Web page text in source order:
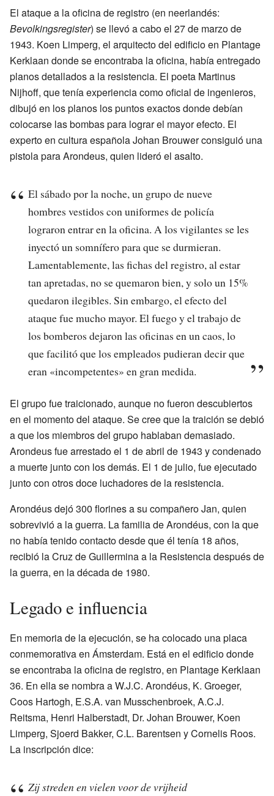
El ataque a la oficina de registro (en neerlandés:
Bevolkingsregister) se llevó a cabo el 27 de marzo de
1943. Koen Limperg, el arquitecto del edificio en Plantage
Kerklaan donde se encontraba la oficina, había entregado
planos detallados a la resistencia. El poeta Martinus
Nijhoff, que tenía experiencia como oficial de ingenieros,
dibujó en los planos los puntos exactos donde debían
colocarse las bombas para lograr el mayor efecto. El
experto en cultura española Johan Brouwer consiguió una
pistola para Arondeus, quien lideró el asalto.
El sábado por la noche, un grupo de nueve
hombres vestidos con uniformes de policía
lograron entrar en la oficina. A los vigilantes se les
inyectó un somnífero para que se durmieran.
Lamentablemente, las fichas del registro, al estar
tan apretadas, no se quemaron bien, y solo un 15%
quedaron ilegibles. Sin embargo, el efecto del
ataque fue mucho mayor. El fuego y el trabajo de
los bomberos dejaron las oficinas en un caos, lo
que facilitó que los empleados pudieran decir que
eran «incompetentes» en gran medida.
El grupo fue traicionado, aunque no fueron descubiertos
en el momento del ataque. Se cree que la traición se debió
a que los miembros del grupo hablaban demasiado.
Arondeus fue arrestado el 1 de abril de 1943 y condenado
a muerte junto con los demás. El 1 de julio, fue ejecutado
junto con otros doce luchadores de la resistencia.
Arondéus dejó 300 florines a su compañero Jan, quien
sobrevivió a la guerra. La familia de Arondéus, con la que
no había tenido contacto desde que él tenía 18 años,
recibió la Cruz de Guillermina a la Resistencia después de
la guerra, en la década de 1980.
Legado e influencia
En memoria de la ejecución, se ha colocado una placa
conmemorativa en Ámsterdam. Está en el edificio donde
se encontraba la oficina de registro, en Plantage Kerklaan
36. En ella se nombra a W.J.C. Arondéus, K. Groeger,
Coos Hartogh, E.S.A. van Musschenbroek, A.C.J.
Reitsma, Henri Halberstadt, Dr. Johan Brouwer, Koen
Limperg, Sjoerd Bakker, C.L. Barentsen y Cornelis Roos.
La inscripción dice:
Zij streden en vielen voor de vrijheid